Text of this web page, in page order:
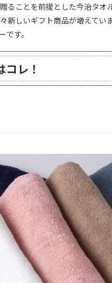
ることを前提とした今治タオ
新しいギフト商品が増えてい
す。
レ！